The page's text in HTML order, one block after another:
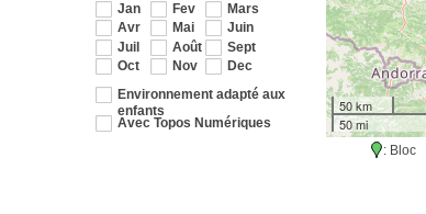
Jan Fev
Mars
Avr
Mai
Juin
Juil
Août
Sept
Oct
Nov
Dec
Environnement adapté aux
enfants
Avec Topos Numériques
50 km
50 mi
: Bloc